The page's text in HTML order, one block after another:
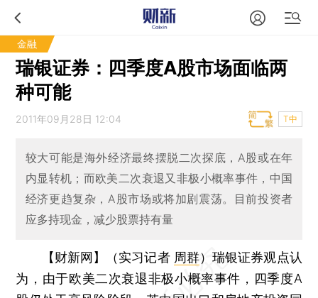
金融
瑞银证券：四季度A股市场面临两
种可能
2011年09月28日 12:04 T中
较大可能是海外经济最终摆脱二次探底，A股或在年
内显转机；而欧美二次衰退又非极小概率事件，中国
经济更趋复杂，A股市场或将加剧震荡。目前投资者
应多持现金，减少股票持有量
【财新网】（实习记者 周群）瑞银证券观点认
为，由于欧美二次衰退非极小概率事件，四季度A